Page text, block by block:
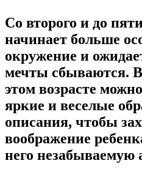
Со второго и до
начинает больше
окружение и
мечты сбываются.
этом возрасте
яркие и веселые
описания, чтобы
воображение
него незабываемую